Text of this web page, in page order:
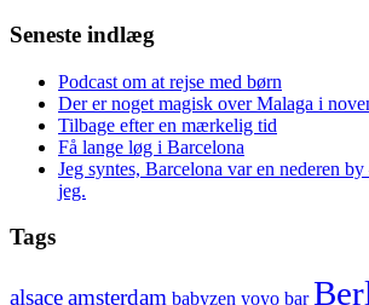
Seneste indlæg
Podcast om at rejse med børn
Der er noget magisk over Malaga i
Tilbage efter en mærkelig tid
Få lange løg i Barcelona
Jeg syntes, Barcelona var en nederen
jeg.
Tags
alsaceamsterdam babyzen yoyo bar